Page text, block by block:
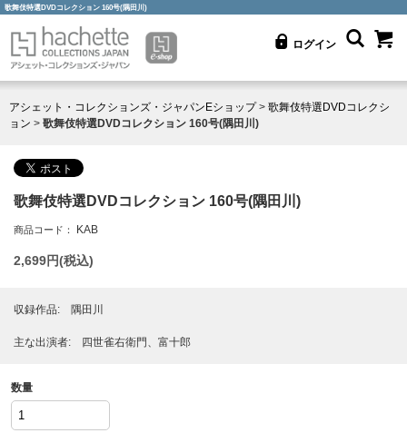
歌舞伎特選DVDコレクション 160号(隅田川)
ログイン
アシェット・コレクションズ・ジャパンEショップ> 歌舞伎特選DVDコレクシ
ョン > 歌舞伎特選DVDコレクション 160号(隅田川)
歌舞伎特選DVDコレクション 160号(隅田川)
商品コード： KAB
2,699円(税込)
収録作品: 隅田川
主な出演者: 四世雀右衛門、富十郎
数量